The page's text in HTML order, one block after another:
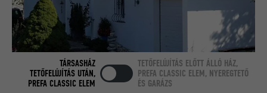
TÁRSASHÁZ
TETŐFELÚJÍTÁS UTÁN,
PREFA CLASSIC ELEM
TETŐFELÚJÍTÁS ELŐTT ÁLLÓ HÁZ,
PREFA CLASSIC ELEM, NYEREGTETŐ
ÉS GARÁZS
SZOLGÁLTATÓ LinkedIn
FOLYAMAT 2 év
A LinkedIn közösségi hálózati
szolgáltatás használja, célja a